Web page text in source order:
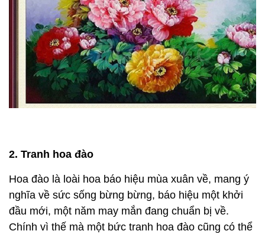
2. Tranh hoa đào
Hoa đào là loài hoa báo hiệu mùa xuân về, mang ý
nghĩa về sức sống bừng bừng, báo hiệu một khởi
đầu mới, một năm may mắn đang chuẩn bị về.
Chính vì thế mà một bức tranh hoa đào cũng có thể